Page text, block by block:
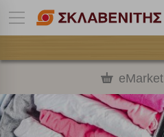
eMarket